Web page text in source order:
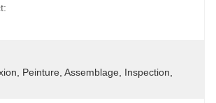
Peinture, Assemblage, Inspection,